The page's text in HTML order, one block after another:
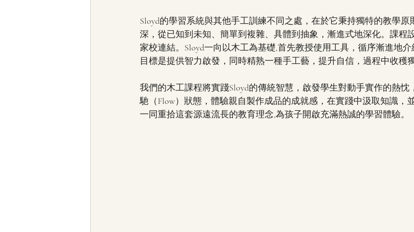
Sloyd的學習系統與其他手工訓練不同之處，在於它秉持獨特的教學原
深，從已知到未知、簡單到複雜、具體到抽象，漸進式地深化。課程
家校連結。Sloyd一向以木工為基礎,首先教授使用工具，循序漸進地
目標是提供智力啟發，同時精熟一種手工藝，提升自信，過程中收穫
我們的木工課程將實踐Sloyd的傳統智慧，啟發學生對動手實作的熱忱
馳（Flow）狀態，體驗親自製作成品的成就感，在實踐中汲取知識，
一同重拾這套源遠流長的教育理念,為孩子開啟充滿熱誠的學習體驗。